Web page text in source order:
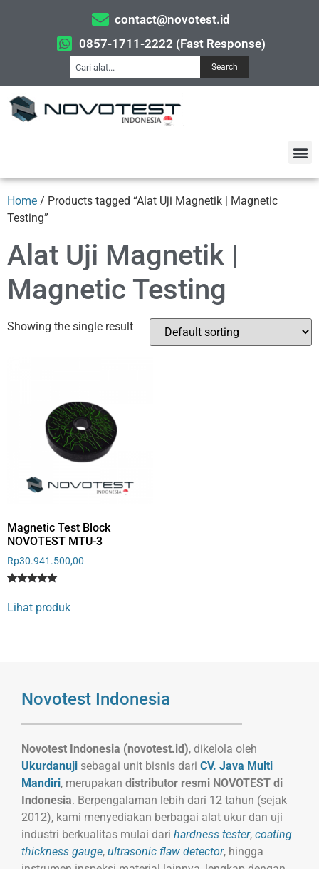
contact@novotest.id
0857-1711-2222 (Fast Response)
Search
Home / Products tagged “Alat Uji Magnetik | Magnetic
Testing”
Alat Uji Magnetik |
Magnetic Testing
Showing the single result
Magnetic Test Block
NOVOTEST MTU-3
Rp30.941.500,00
5
out of 5
Lihat produk
Novotest Indonesia
Novotest Indonesia (novotest.id), dikelola oleh
Ukurdanuji sebagai unit bisnis dari CV. Java Multi
Mandiri, merupakan distributor resmi NOVOTEST di
Indonesia. Berpengalaman lebih dari 12 tahun (sejak
2012), kami menyediakan berbagai alat ukur dan uji
industri berkualitas mulai dari hardness tester, coating
thickness gauge, ultrasonic flaw detector, hingga